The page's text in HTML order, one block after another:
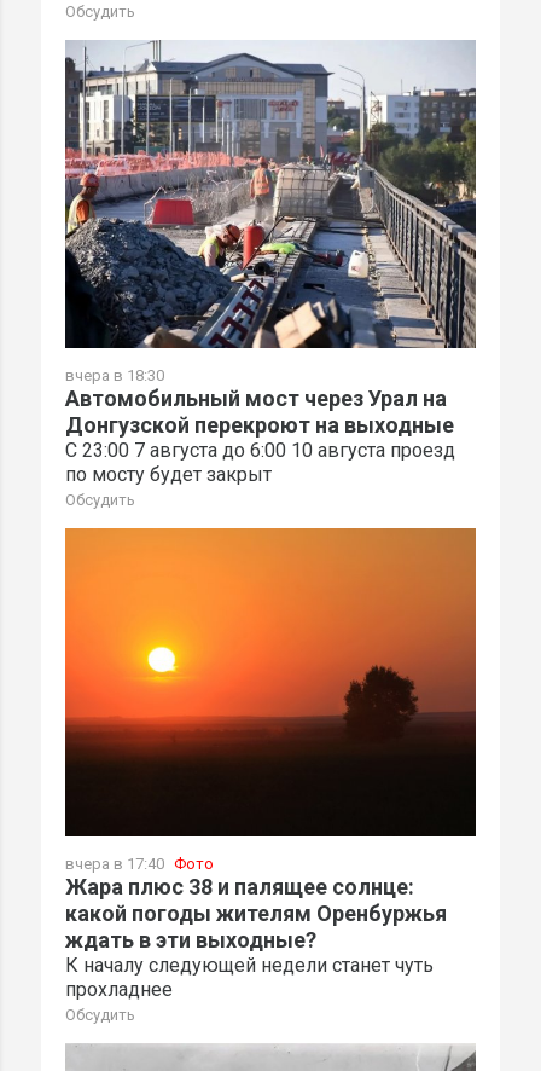
Обсудить
вчера в 18:30
Автомобильный мост через Урал на
Донгузской перекроют на выходные
С 23:00 7 августа до 6:00 10 августа проезд
по мосту будет закрыт
Обсудить
вчера в 17:40 Фото
Жара плюс 38 и палящее солнце:
какой погоды жителям Оренбуржья
ждать в эти выходные?
К началу следующей недели станет чуть
прохладнее
Обсудить